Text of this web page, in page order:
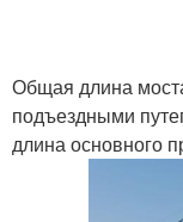
Общая длина
подъездными
длина основного